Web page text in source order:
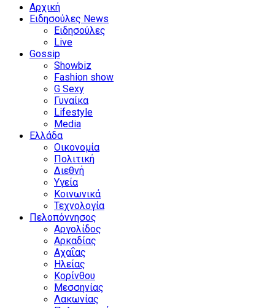
Αρχική
Ειδησούλες News
Ειδησούλες
Live
Gossip
Showbiz
Fashion show
G Sexy
Γυναίκα
Lifestyle
Media
Ελλάδα
Οικονομία
Πολιτική
Διεθνή
Υγεία
Κοινωνικά
Τεχνολογία
Πελοπόννησος
Αργολίδος
Αρκαδίας
Αχαΐας
Ηλείας
Κορίνθου
Μεσσηνίας
Λακωνίας